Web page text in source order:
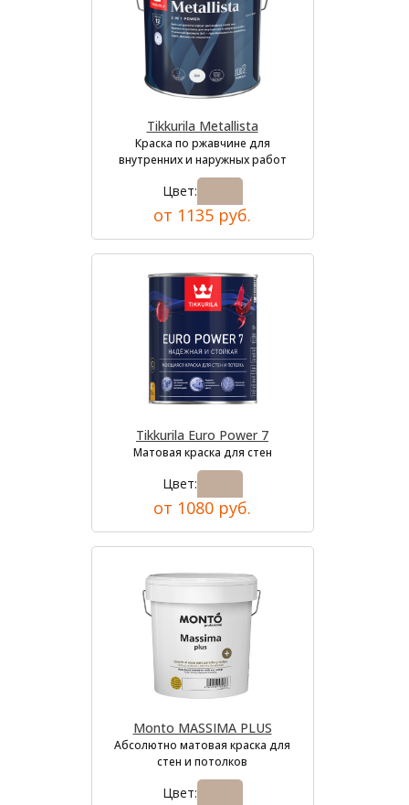
Tikkurila Metallista
Краска по ржавчине для
внутренних и наружных работ
Цвет:
от 1135 руб.
Tikkurila Euro Power 7
Матовая краска для стен
Цвет:
от 1080 руб.
Monto MASSIMA PLUS
Абсолютно матовая краска для
стен и потолков
Цвет: